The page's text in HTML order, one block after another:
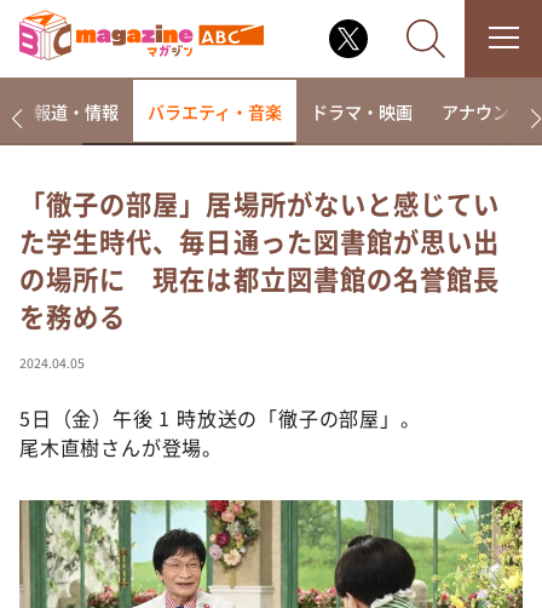
なるみ・岡村の過ぎるTV
相席食堂
これ余談なんですけど・・・
～人生密着トークバラエティ！～ やすとものいたっ
て真剣です
探偵！ナイトスクープ
news おかえり
（news おかえり）
DAIGOも台所 ～きょうの献立 何にする？～
本日はダイアンなり！シーズン２
報道・情報 バラエティ・音楽 ドラマ・映画 アナウンサー
「徹子の部屋」居場所がないと感じてい
た学生時代、毎日通った図書館が思い出
の場所に 現在は都立図書館の名誉館長
を務める
2024.04.05
5日（金）午後 1 時放送の「徹子の部屋」。
尾木直樹さんが登場。